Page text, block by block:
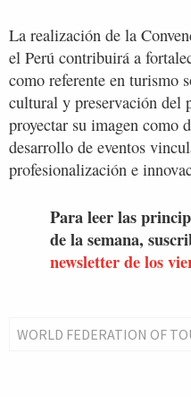
La realización de la
el Perú contribuirá a
como referente en turismo
cultural y preservación del
proyectar su imagen como
desarrollo de eventos
profesionalización e
Para leer las
de la semana,
newsletter de los
WORLD FEDERATION OF